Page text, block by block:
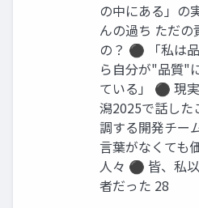
の中にある」の
んの過ち ただの
の？ ⚫ 「私は
ら自分が"品質"
ている」 ⚫ 現
潟2025で話し
調する開発チー
言葉がなくても
人々 ⚫ 皆、私
者だった 28